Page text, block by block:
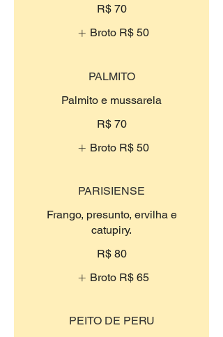
R$ 70
Broto R$ 50
PALMITO
Palmito e mussarela
R$ 70
Broto R$ 50
PARISIENSE
Frango, presunto, ervilha e
catupiry.
R$ 80
Broto R$ 65
PEITO DE PERU